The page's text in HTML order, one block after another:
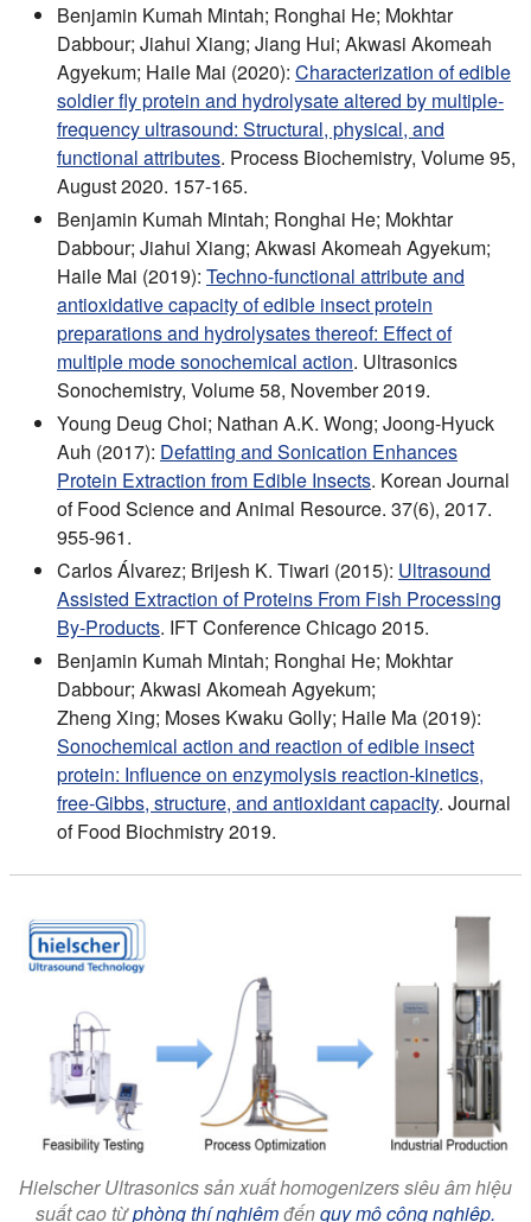
Benjamin Kumah Mintah; Ronghai He; Mokhtar
Dabbour; Jiahui Xiang; Jiang Hui; Akwasi Akomeah
Agyekum; Haile Mai (2020): Characterization of edible
soldier fly protein and hydrolysate altered by multiple-
frequency ultrasound: Structural, physical, and
functional attributes. Process Biochemistry, Volume 95,
August 2020. 157-165.
Benjamin Kumah Mintah; Ronghai He; Mokhtar
Dabbour; Jiahui Xiang; Akwasi Akomeah Agyekum;
Haile Mai (2019): Techno-functional attribute and
antioxidative capacity of edible insect protein
preparations and hydrolysates thereof: Effect of
multiple mode sonochemical action. Ultrasonics
Sonochemistry, Volume 58, November 2019.
Young Deug Choi; Nathan A.K. Wong; Joong-Hyuck
Auh (2017): Defatting and Sonication Enhances
Protein Extraction from Edible Insects. Korean Journal
of Food Science and Animal Resource. 37(6), 2017.
955-961.
Carlos Álvarez; Brijesh K. Tiwari (2015): Ultrasound
Assisted Extraction of Proteins From Fish Processing
By-Products. IFT Conference Chicago 2015.
Benjamin Kumah Mintah; Ronghai He; Mokhtar
Dabbour; Akwasi Akomeah Agyekum;
Zheng Xing; Moses Kwaku Golly; Haile Ma (2019):
Sonochemical action and reaction of edible insect
protein: Influence on enzymolysis reaction‐kinetics,
free‐Gibbs, structure, and antioxidant capacity. Journal
of Food Biochmistry 2019.
Hielscher Ultrasonics sản xuất homogenizers siêu âm hiệu
suất cao từphòng thí nghiệmđếnquy mô công nghiệp.